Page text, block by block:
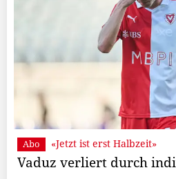
Abo «Jetzt ist erst Halbzeit»
Vaduz verliert durch